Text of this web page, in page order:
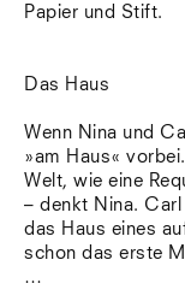
Papier und Stift.
Das Haus
Wenn Nina und
»am Haus«
Welt, wie eine
– denkt Nina.
das Haus eines
schon das erste
…